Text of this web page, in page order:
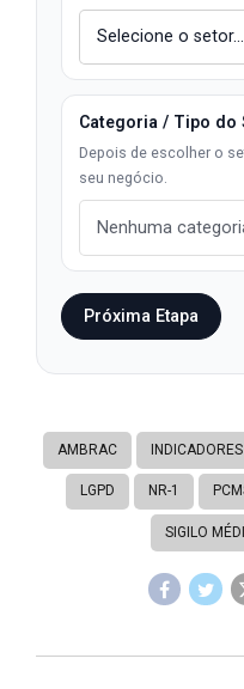
Categoria / Tipo do
Depois de escolher o
seu negócio.
Próxima Etapa
AMBRAC
LGPD NR-1
SIGILO